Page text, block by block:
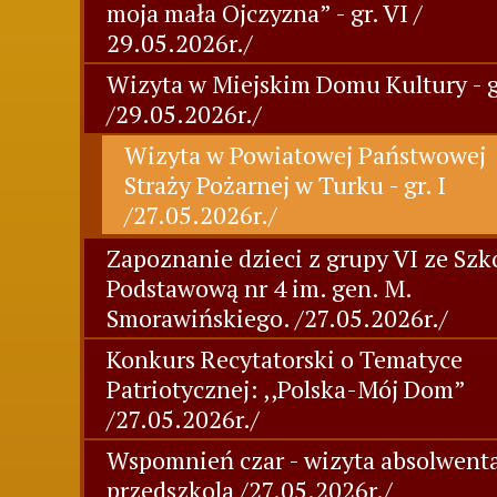
moja mała Ojczyzna” - gr. VI /
29.05.2026r./
Wizyta w Miejskim Domu Kultury -
/29.05.2026r./
Wizyta w Powiatowej Państwowej
Straży Pożarnej w Turku - gr. I
/27.05.2026r./
Zapoznanie dzieci z grupy VI ze
Podstawową nr 4 im. gen. M.
Smorawińskiego. /27.05.2026r./
Konkurs Recytatorski o Tematyce
Patriotycznej: ,,Polska-Mój Dom”
/27.05.2026r./
Wspomnień czar - wizyta
przedszkola /27.05.2026r./